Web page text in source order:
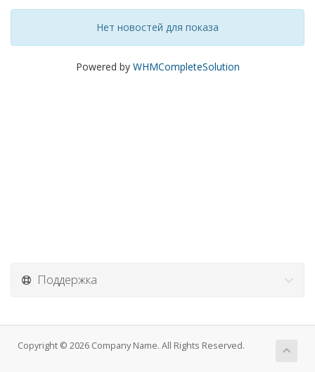
Нет новостей для показа
Powered by WHMCompleteSolution
Поддержка
Copyright © 2026 Company Name. All Rights Reserved.